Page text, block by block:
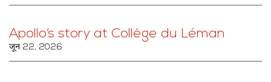
Apollo’s story at Collège du Léman
जून 22, 2026